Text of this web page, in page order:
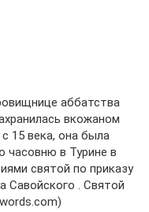
аббатства
вкожаном
15 века, она была
часовню в Турине в
святой по приказу
Савойского . Святой